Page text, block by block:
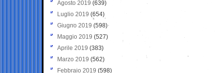
Agosto 2019 (639)
Luglio 2019 (654)
Giugno 2019 (598)
Maggio 2019 (527)
Aprile 2019 (383)
Marzo 2019 (562)
Febbraio 2019 (598)